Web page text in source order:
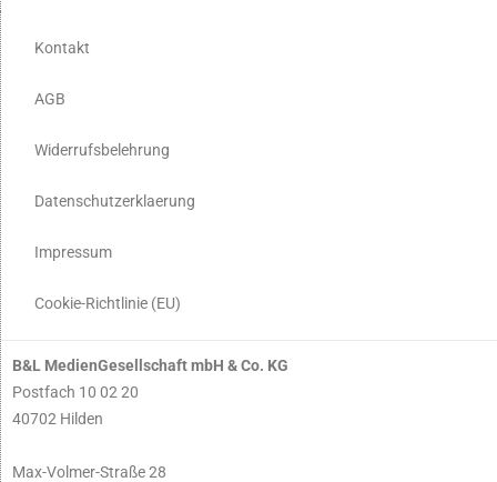
Kontakt
AGB
Widerrufsbelehrung
Datenschutzerklaerung
Impressum
Cookie-Richtlinie (EU)
B&L MedienGesellschaft mbH & Co. KG
Postfach 10 02 20
40702 Hilden
Max-Volmer-Straße 28